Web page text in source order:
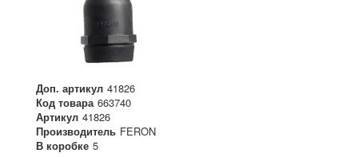
Доп. артикул 41826
Код товара 663740
Артикул 41826
Производитель FERON
В коробке 5